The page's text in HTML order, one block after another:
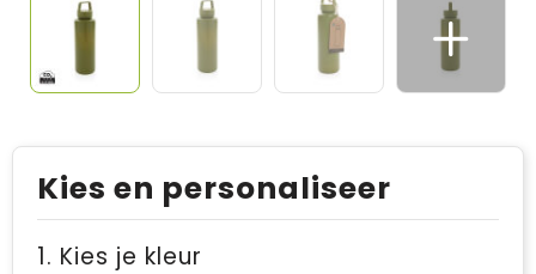
Kies en personaliseer
1. Kies je kleur